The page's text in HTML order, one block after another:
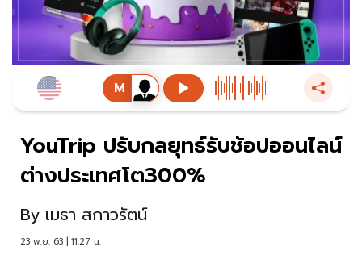
YouTrip ปรับกลยุทธ์รับช้อปออนไลน์
ต่างประเทศโต300%
By เมธา สกาวรัตน์
23 พ.ย. 63 | 11:27 น.